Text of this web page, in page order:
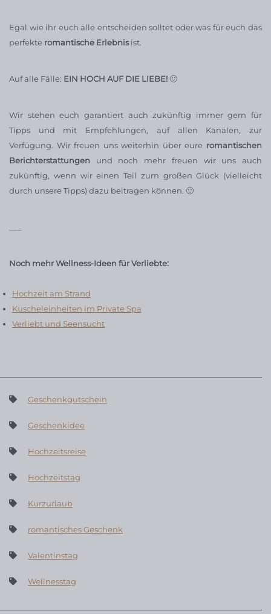
Egal wie ihr euch alle entscheiden solltet oder was für euch das
perfekte romantische Erlebnisist.
Auf alle Fälle: EIN HOCH AUF DIE LIEBE! 🙂
Wir stehen euch garantiert auch zukünftig immer gern für
Tipps und mit Empfehlungen, auf allen Kanälen, zur
Verfügung. Wir freuen uns weiterhin über eure romantischen
Berichterstattungen und noch mehr freuen wir uns auch
zukünftig, wenn wir einen Teil zum großen Glück (vielleicht
durch unsere Tipps) dazu beitragen können. 🙂
Noch mehr Wellness-Ideen für Verliebte:
Hochzeit am Strand
Kuscheleinheiten im Private Spa
Verliebt und Seensucht
Geschenkgutschein
Geschenkidee
Hochzeitsreise
Hochzeitstag
Kurzurlaub
romantisches Geschenk
Valentinstag
Wellnesstag